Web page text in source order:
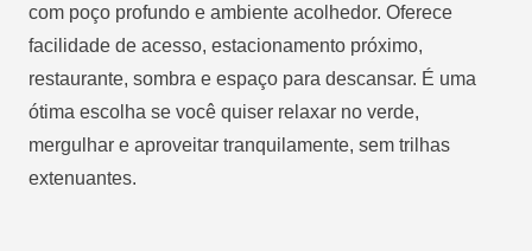
com poço profundo e ambiente acolhedor. Oferece
facilidade de acesso, estacionamento próximo,
restaurante, sombra e espaço para descansar. É uma
ótima escolha se você quiser relaxar no verde,
mergulhar e aproveitar tranquilamente, sem trilhas
extenuantes.